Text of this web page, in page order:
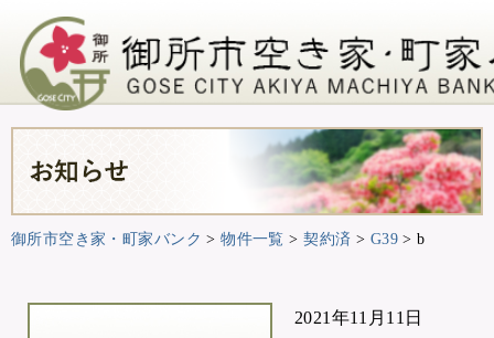
御所市空き家・町家バンク >物件一覧 >契約済 > G39>b
2021年11月11日